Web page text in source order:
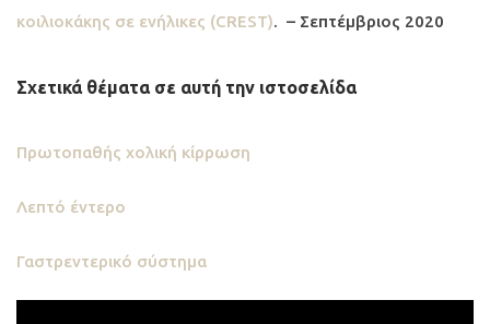
κοιλιοκάκης σε ενήλικες (CREST). – Σεπτέμβριος 2020
Σχετικά θέματα σε αυτή την ιστοσελίδα
Πρωτοπαθής χολική κίρρωση
Λεπτό έντερο
Γαστρεντερικό σύστημα